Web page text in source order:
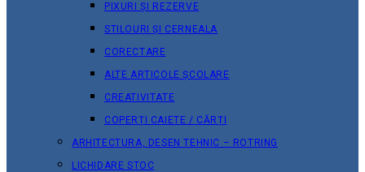
PIXURI ȘI REZERVE
STILOURI ȘI CERNEALA
CORECTARE
ALTE ARTICOLE ȘCOLARE
CREATIVITATE
COPERȚI CAIETE / CĂRȚI
ARHITECTURA, DESEN TEHNIC – ROTRING
LICHIDARE STOC